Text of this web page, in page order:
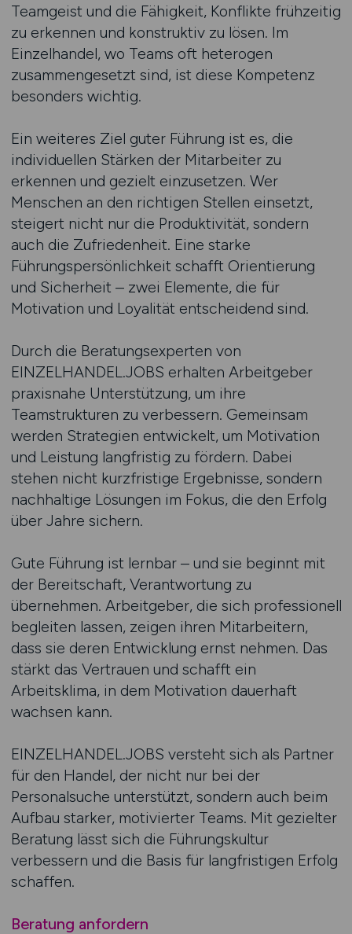
Teamgeist und die Fähigkeit, Konflikte frühzeitig
zu erkennen und konstruktiv zu lösen. Im
Einzelhandel, wo Teams oft heterogen
zusammengesetzt sind, ist diese Kompetenz
besonders wichtig.
Ein weiteres Ziel guter Führung ist es, die
individuellen Stärken der Mitarbeiter zu
erkennen und gezielt einzusetzen. Wer
Menschen an den richtigen Stellen einsetzt,
steigert nicht nur die Produktivität, sondern
auch die Zufriedenheit. Eine starke
Führungspersönlichkeit schafft Orientierung
und Sicherheit – zwei Elemente, die für
Motivation und Loyalität entscheidend sind.
Durch die Beratungsexperten von
EINZELHANDEL.JOBS erhalten Arbeitgeber
praxisnahe Unterstützung, um ihre
Teamstrukturen zu verbessern. Gemeinsam
werden Strategien entwickelt, um Motivation
und Leistung langfristig zu fördern. Dabei
stehen nicht kurzfristige Ergebnisse, sondern
nachhaltige Lösungen im Fokus, die den Erfolg
über Jahre sichern.
Gute Führung ist lernbar – und sie beginnt mit
der Bereitschaft, Verantwortung zu
übernehmen. Arbeitgeber, die sich professionell
begleiten lassen, zeigen ihren Mitarbeitern,
dass sie deren Entwicklung ernst nehmen. Das
stärkt das Vertrauen und schafft ein
Arbeitsklima, in dem Motivation dauerhaft
wachsen kann.
EINZELHANDEL.JOBS versteht sich als Partner
für den Handel, der nicht nur bei der
Personalsuche unterstützt, sondern auch beim
Aufbau starker, motivierter Teams. Mit gezielter
Beratung lässt sich die Führungskultur
verbessern und die Basis für langfristigen Erfolg
schaffen.
Beratung anfordern